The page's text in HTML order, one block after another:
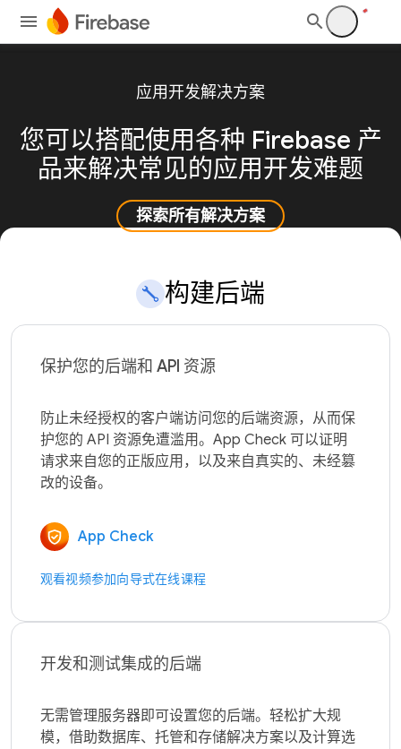
应用开发解决方案
您可以搭配使用各种 Firebase 产
品来解决常见的应用开发难题
探索所有解决方案
构建后端
保护您的后端和 API 资源
防止未经授权的客户端访问您的后端资源，从而保
护您的 API 资源免遭滥用。App Check 可以证明
请求来自您的正版应用，以及来自真实的、未经篡
App Check
观看视频参加向导式在线课程
开发和测试集成的后端
无需管理服务器即可设置您的后端。轻松扩大规
模，借助数据库、托管和存储解决方案以及计算选